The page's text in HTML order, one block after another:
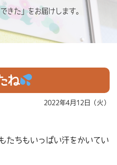
きた」をお届けします。
ね
2022年4月12日（火）
たちもいっぱい汗をかいてい